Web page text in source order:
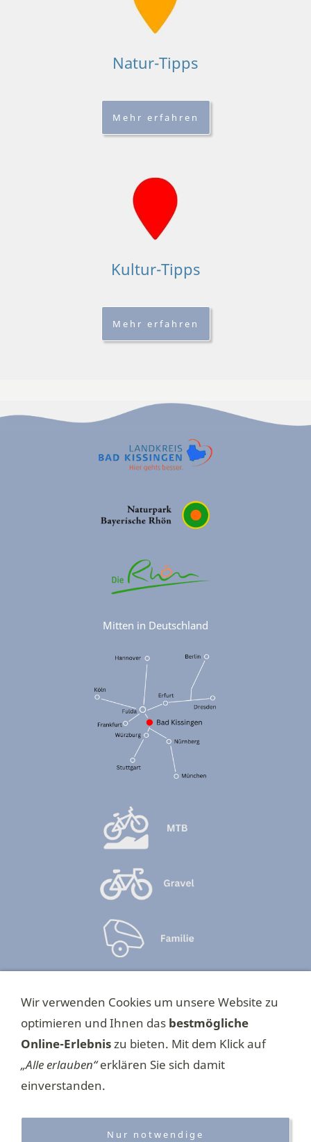
Natur-Tipps
Mehr erfahren
Kultur-Tipps
Mehr erfahren
Mitten in Deutschland
E-Mail schreiben
Cookies
Bildquellen
Anfahrt
Wir verwenden Cookies um unsere Website zu
optimieren und Ihnen das bestmögliche
Online-Erlebniszu bieten. Mit dem Klick auf
„Alle erlauben“erklären Sie sich damit
einverstanden.
Nur notwendige